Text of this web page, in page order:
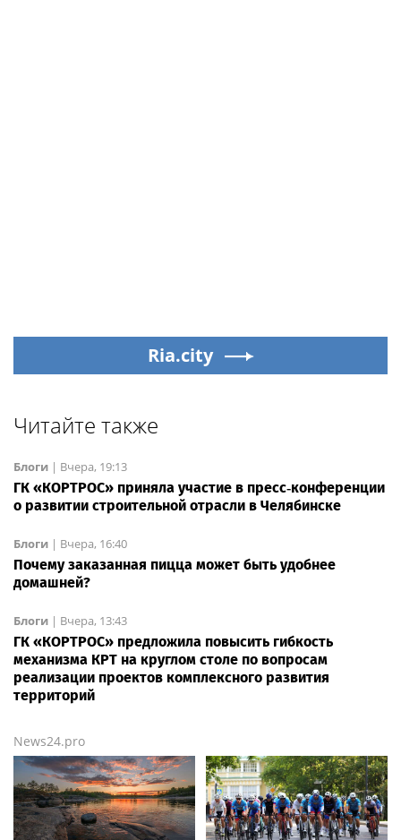
Ria.city
Читайте также
Блоги | Вчера, 19:13
ГК «КОРТРОС» приняла участие в пресс‑конференции
о развитии строительной отрасли в Челябинске
Блоги | Вчера, 16:40
Почему заказанная пицца может быть удобнее
домашней?
Блоги | Вчера, 13:43
ГК «КОРТРОС» предложила повысить гибкость
механизма КРТ на круглом столе по вопросам
реализации проектов комплексного развития
территорий
News24.pro